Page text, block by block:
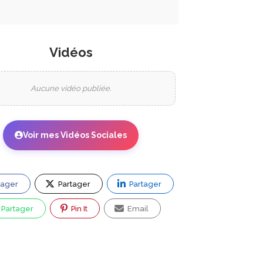
Vidéos
Aucune vidéo publiée.
Voir mes Vidéos Sociales
Partager Partager
Partager Pin It Email